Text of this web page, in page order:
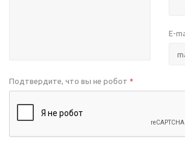
E-
Подтвердите, что вы не робот *